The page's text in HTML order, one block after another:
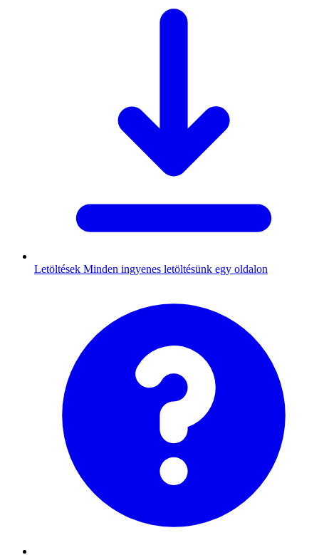
Letöltések Minden ingyenes letöltésünk egy oldalon